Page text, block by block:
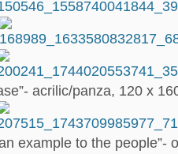
acrilic/panza, 120 x
example to the people”-